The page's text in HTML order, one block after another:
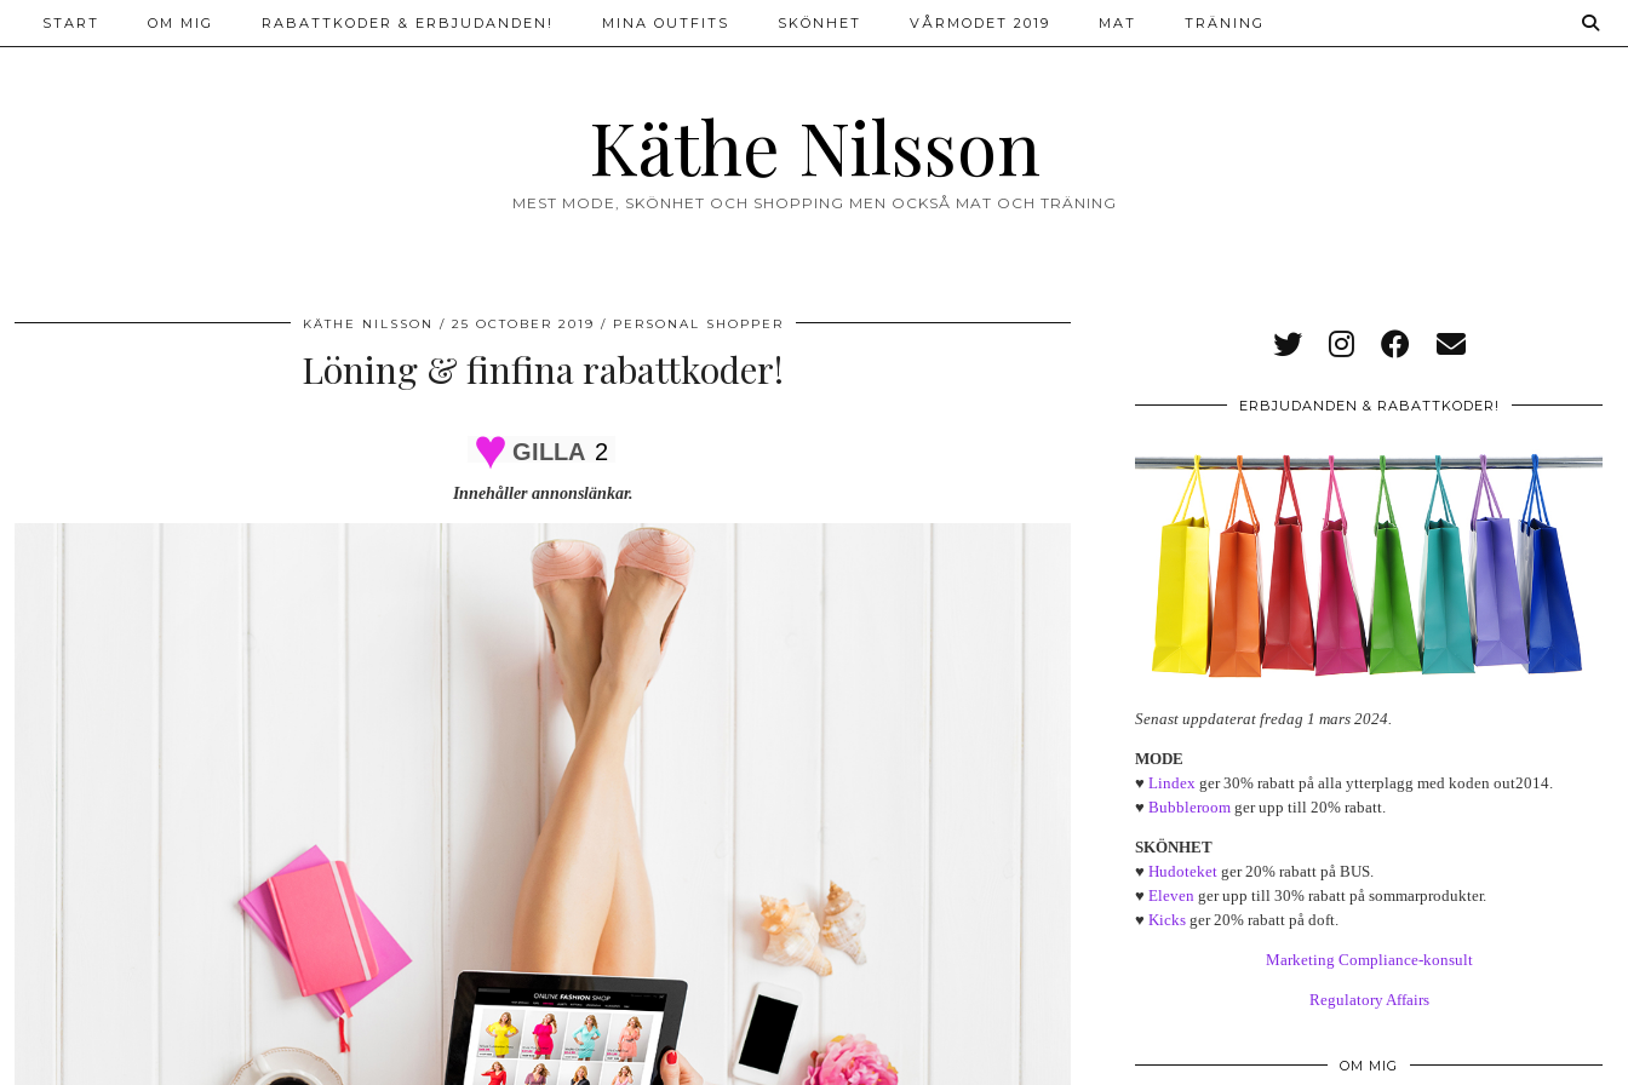
Käthe Nilsson
MEST MODE, SKÖNHET OCH SHOPPING MEN OCKSÅ MAT OCH TRÄNING
START OM MIG RABATTKODER & ERBJUDANDEN! MINA OUTFITS SKÖNHET VÅRMODET 2019 MAT TRÄNING
KÄTHE NILSSON 25 OCTOBER 2019 PERSONAL SHOPPER
Löning & finfina rabattkoder!
GILLA 2
Innehåller annonslänkar.
ERBJUDANDEN & RABATTKODER!
Senast uppdaterat fredag 1 mars 2024.
MODE
♥ Lindex ger 30% rabatt på alla ytterplagg med koden out2014.
♥ Bubbleroom ger upp till 20% rabatt.
SKÖNHET
♥ Hudoteket ger 20% rabatt på BUS.
♥ Eleven ger upp till 30% rabatt på sommarprodukter.
♥ Kicks ger 20% rabatt på doft.
Marketing Compliance-konsult
Regulatory Affairs
OM MIG